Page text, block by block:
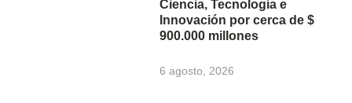
Ciencia, Tecnología e
Innovación por cerca de $
900.000 millones
6 agosto, 2026